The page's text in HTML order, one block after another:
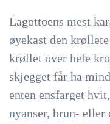
Lagottoens mest
øyekast den
krøllet over hele
skjegget får ha
enten ensfarget
nyanser, brun-